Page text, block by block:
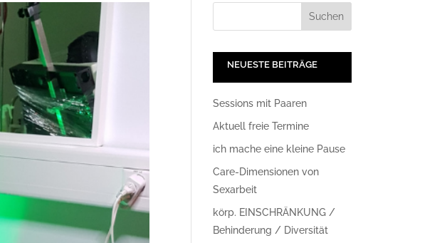
NEUESTE BEITRÄGE
Sessions mit Paaren
Aktuell freie Termine
ich mache eine kleine Pause
Care-Dimensionen von
Sexarbeit
körp. EINSCHRÄNKUNG /
Behinderung / Diversität